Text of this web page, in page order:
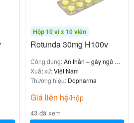
₫
hay với bất kỳ thành phần nào
Hộp 10 vỉ x 10 viên
Rotunda 30mg H100v
Công dụng:An thần – gây ngủ –
giảm đau
Xuất xứ:Việt Nam
Thương hiệu: Dopharma
Giá liên hệ/Hộp
43 đã xem